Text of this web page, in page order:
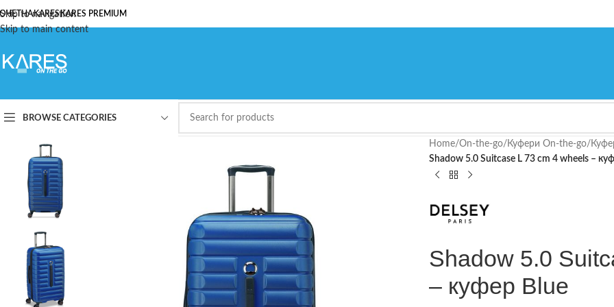
Skip to navigation
Skip to main content
KARESKARES PREMIUM
BROWSE CATEGORIES
Home/On-the-go/ Куфери On-the-go/
Shadow 5.0 Suitcase L 73 cm 4 wheels –
Shadow 5.0
– куфер Blue